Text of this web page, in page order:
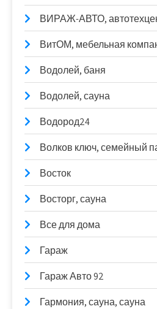
ВИРАЖ-АВТО,
ВитОМ, мебельная
Водолей, баня
Водолей, сауна
Водород24
Волков ключ, семейный
Восток
Восторг, сауна
Все для дома
Гараж
Гараж Авто 92
Гармония, сауна, сауна